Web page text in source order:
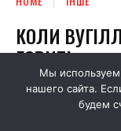
Мы используем
нашего сайта.
будем